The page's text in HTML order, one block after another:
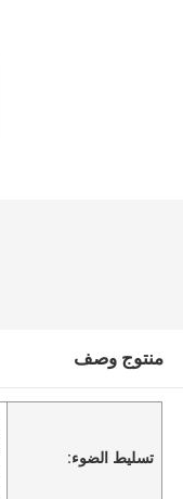
منتوج وصف
تسليط الضوء: